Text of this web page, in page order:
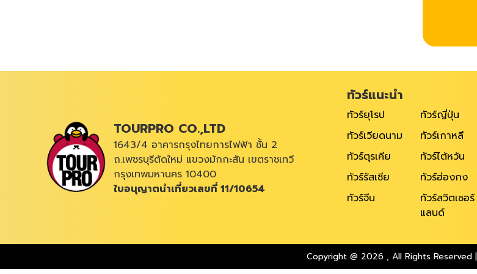
TOURPRO CO.,LTD
1643/4 อาคารกรุงไทยการไฟฟ้า ชั้น 2
ถ.เพชรบุรีตัดใหม่ แขวงมักกะสัน เขตราชเทวี
กรุงเทพมหานคร 10400
ใบอนุญาตนำเที่ยวเลขที่ 11/10654
ทัวร์แนะนำ
ทัวร์ยุโรป
ทัวร์ญี่ปุ่น
ทัวร์เวียดนาม
ทัวร์เกาหลี
ทัวร์ตุรเคีย
ทัวร์ไต้หวัน
ทัวร์รัสเซีย
ทัวร์ฮ่องกง
ทัวร์จีน
ทัวร์สวิตเซอร์
แลนด์
Copyright @ 2026 , All Rights Reserved|